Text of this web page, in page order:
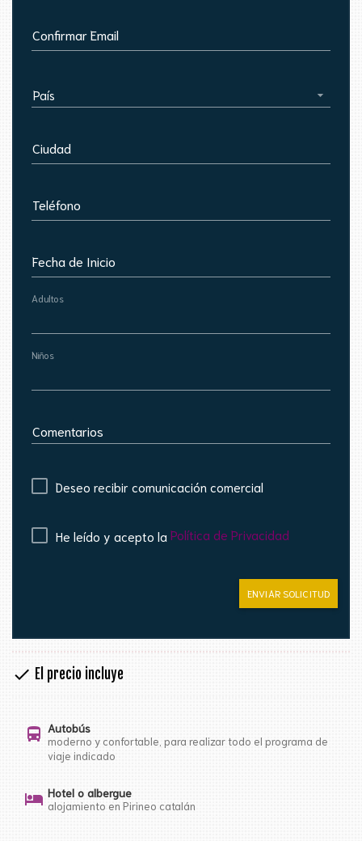
Confirmar Email
País
Ciudad
Teléfono
Fecha de Inicio
Adultos
Niños
Comentarios
Deseo recibir comunicación comercial
He leído y acepto la Política de Privacidad
ENVIAR SOLICITUD
check El precio incluye
directions_bus Autobús
moderno y confortable, para realizar todo el programa de
viaje indicado
hotel Hotel o albergue
alojamiento en Pirineo catalán